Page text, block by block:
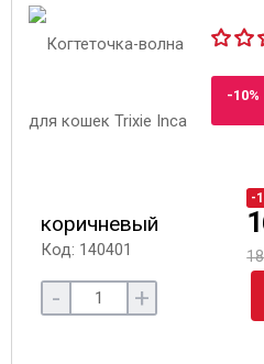
-10%
коричневый
Код: 140401
-
- +